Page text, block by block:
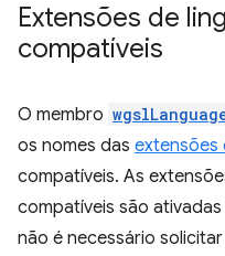
Extensões de
compatíveis
O membro
os nomes das extensões
compatíveis. As
compatíveis são
não é necessário